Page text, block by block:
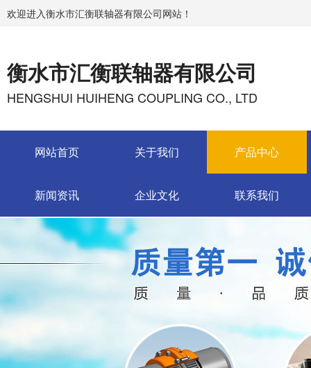
欢迎进入衡水市汇衡联轴器有限公司网站！
衡水市汇衡联轴器有限公司
HENGSHUI HUIHENG COUPLING CO., LTD
网站首页 关于我们 产品中心
新闻资讯 企业文化 联系我们